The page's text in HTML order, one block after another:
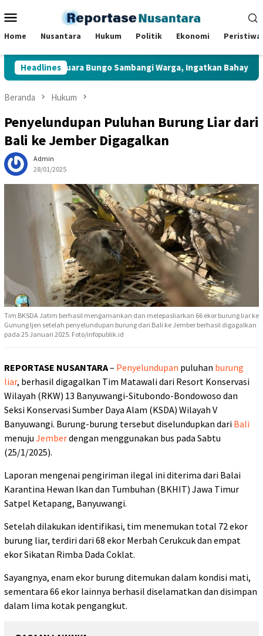
ke
Mobile
Home Nusantara Hukum Politik Ekonomi Peristiwa
Headlines
Muara Bungo Sambangi Warga, Ingatkan Bahaya Judi
Beranda Hukum
Penyelundupan Puluhan Burung Liar dari
Bali ke Jember Digagalkan
Admin
28/01/2025
Tim BKSDA Jatim berhasil mengamankan dan melepasliarkan 66 ekor burung liar ke
Gunung Ijen setelah penyelundupan burung dari Bali ke Jember berhasil digagalkan
pada 25 Januari 2025. Foto/infopublik.id
REPORTASE NUSANTARA– Penyelundupan puluhan burung
liar, berhasil digagalkan Tim Matawali dari Resort Konservasi
Wilayah (RKW) 13 Banyuwangi-Situbondo-Bondowoso dan
Seksi Konservasi Sumber Daya Alam (KSDA) Wilayah V
Banyuwangi. Burung-burung tersebut diselundupkan dari Bali
menuju Jemberdengan menggunakan bus pada Sabtu
(25/1/2025).
Laporan mengenai pengiriman ilegal ini diterima dari Balai
Karantina Hewan Ikan dan Tumbuhan (BKHIT) Jawa Timur
Satpel Ketapang, Banyuwangi.
Setelah dilakukan identifikasi, tim menemukan total 72 ekor
burung liar, terdiri dari 68 ekor Merbah Cerukcuk dan empat
ekor Sikatan Rimba Dada Coklat.
Sayangnya, enam ekor burung ditemukan dalam kondisi mati,
sementara 66 ekor lainnya berhasil diselamatkan dan disimpan
dalam lima kotak pengangkut.